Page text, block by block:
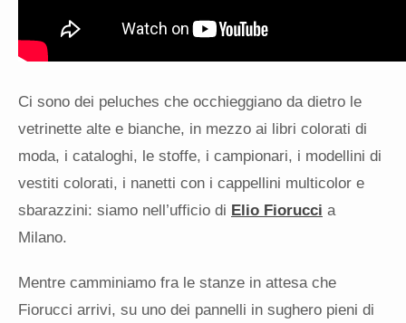
Ci sono dei peluches che occhieggiano da dietro le
vetrinette alte e bianche, in mezzo ai libri colorati di
moda, i cataloghi, le stoffe, i campionari, i modellini di
vestiti colorati, i nanetti con i cappellini multicolor e
sbarazzini: siamo nell’ufficio di Elio Fiorucci a
Milano.
Mentre camminiamo fra le stanze in attesa che
Fiorucci arrivi, su uno dei pannelli in sughero pieni di